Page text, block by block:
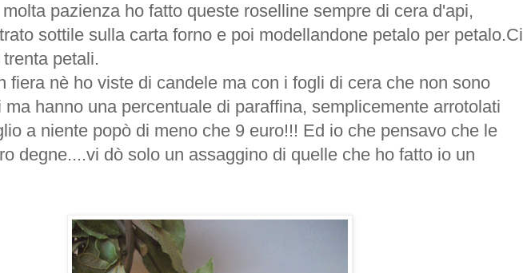
pazienza ho fatto queste roselline sempre di cera d'api,
sottile sulla carta forno e poi modellandone petalo per petalo.Ci
trentapetali.
fiera nè ho viste di candele ma con i fogli di cera che non sono
ma hanno una percentuale di paraffina, semplicemente arrotolati
a niente popò di meno che 9 euro!!! Ed io che pensavo che le
degne....vi dò solo un assaggino di quelle che ho fatto io un